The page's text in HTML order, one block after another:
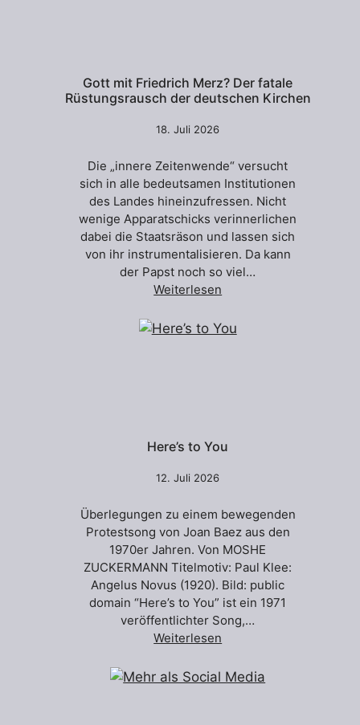
Gott mit Friedrich Merz? Der fatale
Rüstungsrausch der deutschen Kirchen
18. Juli 2026
Die „innere Zeitenwende“ versucht
sich in alle bedeutsamen Institutionen
des Landes hineinzufressen. Nicht
wenige Apparatschicks verinnerlichen
dabei die Staatsräson und lassen sich
von ihr instrumentalisieren. Da kann
der Papst noch so viel…
Weiterlesen
Here’s to You
12. Juli 2026
Überlegungen zu einem bewegenden
Protestsong von Joan Baez aus den
1970er Jahren. Von MOSHE
ZUCKERMANN Titelmotiv: Paul Klee:
Angelus Novus (1920). Bild: public
domain “Here’s to You” ist ein 1971
veröffentlichter Song,…
Weiterlesen